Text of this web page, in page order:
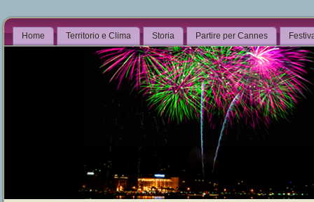
Home Territorio e Clima Storia Partire per Cannes